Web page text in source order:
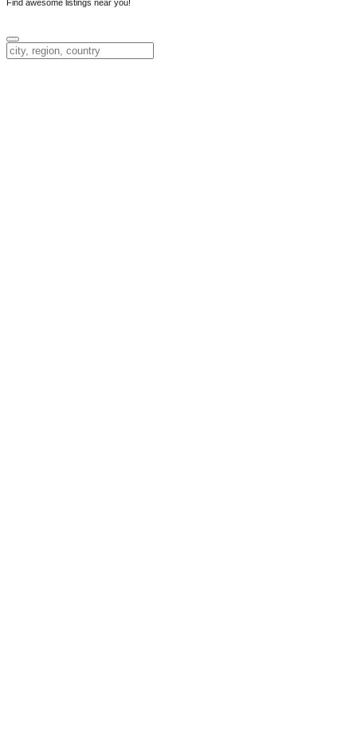
Find awesome listings near you!
Change Location